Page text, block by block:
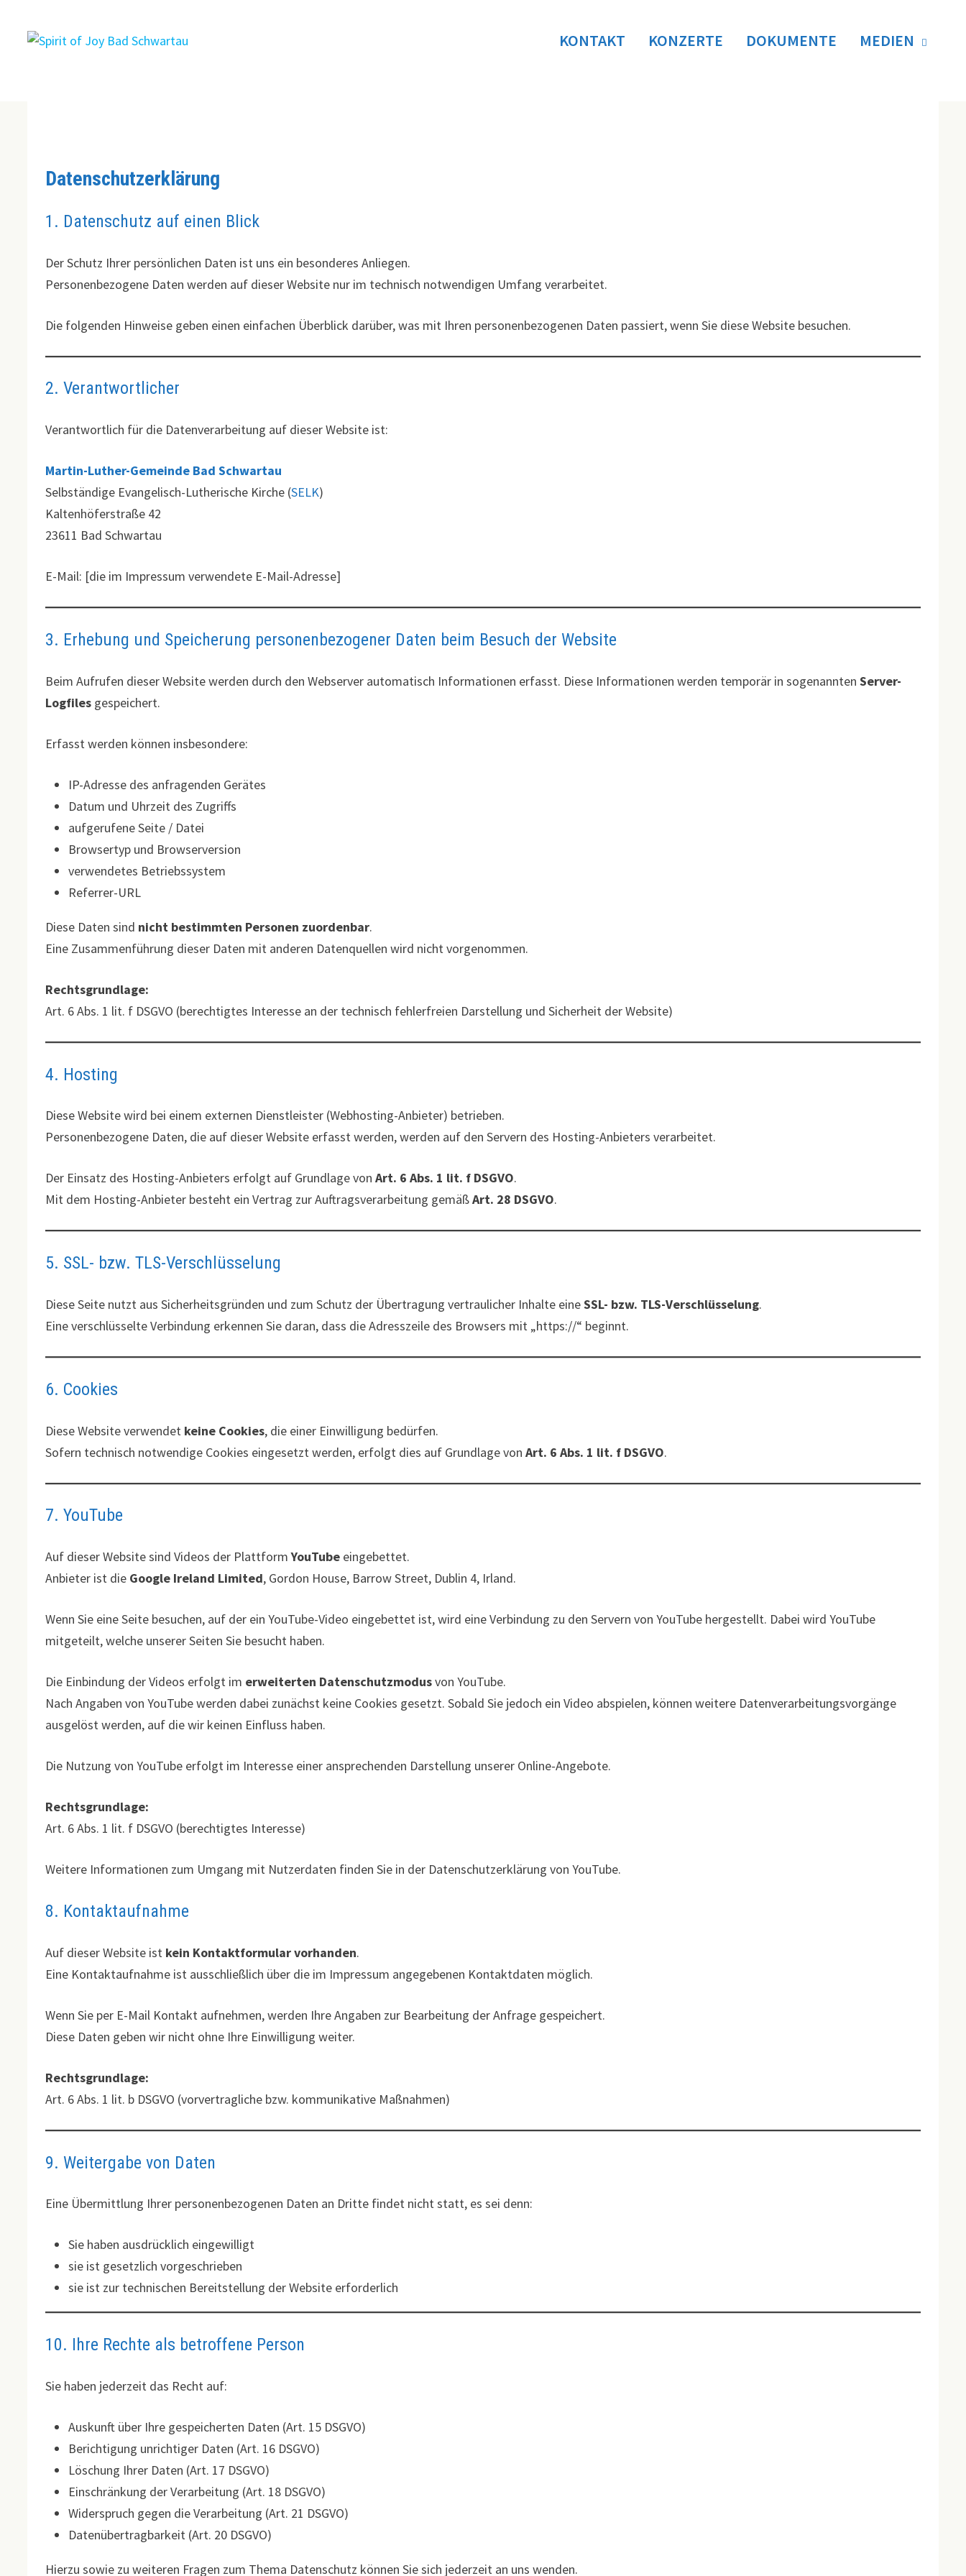
Inhalt
springen
KONTAKT KONZERTE DOKUMENTE MEDIEN
Datenschutzerklärung
1. Datenschutz auf einen Blick
Der Schutz Ihrer persönlichen Daten ist uns ein besonderes Anliegen.
Personenbezogene Daten werden auf dieser Website nur im technisch notwendigen Umfang verarbeitet.
Die folgenden Hinweise geben einen einfachen Überblick darüber, was mit Ihren personenbezogenen Daten passiert, wenn Sie diese Website besuchen.
2. Verantwortlicher
Verantwortlich für die Datenverarbeitung auf dieser Website ist:
Martin-Luther-Gemeinde Bad Schwartau
Selbständige Evangelisch-Lutherische Kirche (SELK)
Kaltenhöferstraße 42
23611 Bad Schwartau
E-Mail: [die im Impressum verwendete E-Mail-Adresse]
3. Erhebung und Speicherung personenbezogener Daten beim Besuch der Website
Beim Aufrufen dieser Website werden durch den Webserver automatisch Informationen erfasst. Diese Informationen werden temporär in sogenanntenServer-
Logfiles gespeichert.
Erfasst werden können insbesondere:
IP-Adresse des anfragenden Gerätes
Datum und Uhrzeit des Zugriffs
aufgerufene Seite / Datei
Browsertyp und Browserversion
verwendetes Betriebssystem
Referrer-URL
Diese Daten sind nicht bestimmten Personen zuordenbar.
Eine Zusammenführung dieser Daten mit anderen Datenquellen wird nicht vorgenommen.
Rechtsgrundlage:
Art. 6 Abs. 1 lit. f DSGVO (berechtigtes Interesse an der technisch fehlerfreien Darstellung und Sicherheit der Website)
4. Hosting
Diese Website wird bei einem externen Dienstleister (Webhosting-Anbieter) betrieben.
Personenbezogene Daten, die auf dieser Website erfasst werden, werden auf den Servern des Hosting-Anbieters verarbeitet.
Der Einsatz des Hosting-Anbieters erfolgt auf Grundlage vonArt. 6 Abs. 1 lit. f DSGVO.
Mit dem Hosting-Anbieter besteht ein Vertrag zur Auftragsverarbeitung gemäßArt. 28 DSGVO.
5. SSL- bzw. TLS-Verschlüsselung
Diese Seite nutzt aus Sicherheitsgründen und zum Schutz der Übertragung vertraulicher Inhalte eineSSL- bzw. TLS-Verschlüsselung.
Eine verschlüsselte Verbindung erkennen Sie daran, dass die Adresszeile des Browsers mit „https://“ beginnt.
6. Cookies
Diese Website verwendet keine Cookies, die einer Einwilligung bedürfen.
Sofern technisch notwendige Cookies eingesetzt werden, erfolgt dies auf Grundlage vonArt. 6 Abs. 1 lit. f DSGVO.
7. YouTube
Auf dieser Website sind Videos der PlattformYouTube eingebettet.
Anbieter ist die Google Ireland Limited, Gordon House, Barrow Street, Dublin 4, Irland.
Wenn Sie eine Seite besuchen, auf der ein YouTube-Video eingebettet ist, wird eine Verbindung zu den Servern von YouTube hergestellt. Dabei wird YouTube
mitgeteilt, welche unserer Seiten Sie besucht haben.
Die Einbindung der Videos erfolgt im erweiterten Datenschutzmodusvon YouTube.
Nach Angaben von YouTube werden dabei zunächst keine Cookies gesetzt. Sobald Sie jedoch ein Video abspielen, können weitere Datenverarbeitungsvorgänge
ausgelöst werden, auf die wir keinen Einfluss haben.
Die Nutzung von YouTube erfolgt im Interesse einer ansprechenden Darstellung unserer Online-Angebote.
Rechtsgrundlage:
Art. 6 Abs. 1 lit. f DSGVO (berechtigtes Interesse)
Weitere Informationen zum Umgang mit Nutzerdaten finden Sie in der Datenschutzerklärung von YouTube.
8. Kontaktaufnahme
Auf dieser Website ist kein Kontaktformular vorhanden.
Eine Kontaktaufnahme ist ausschließlich über die im Impressum angegebenen Kontaktdaten möglich.
Wenn Sie per E-Mail Kontakt aufnehmen, werden Ihre Angaben zur Bearbeitung der Anfrage gespeichert.
Diese Daten geben wir nicht ohne Ihre Einwilligung weiter.
Rechtsgrundlage:
Art. 6 Abs. 1 lit. b DSGVO (vorvertragliche bzw. kommunikative Maßnahmen)
9. Weitergabe von Daten
Eine Übermittlung Ihrer personenbezogenen Daten an Dritte findet nicht statt, es sei denn:
Sie haben ausdrücklich eingewilligt
sie ist gesetzlich vorgeschrieben
sie ist zur technischen Bereitstellung der Website erforderlich
10. Ihre Rechte als betroffene Person
Sie haben jederzeit das Recht auf:
Auskunft über Ihre gespeicherten Daten (Art. 15 DSGVO)
Berichtigung unrichtiger Daten (Art. 16 DSGVO)
Löschung Ihrer Daten (Art. 17 DSGVO)
Einschränkung der Verarbeitung (Art. 18 DSGVO)
Widerspruch gegen die Verarbeitung (Art. 21 DSGVO)
Datenübertragbarkeit (Art. 20 DSGVO)
Hierzu sowie zu weiteren Fragen zum Thema Datenschutz können Sie sich jederzeit an uns wenden.